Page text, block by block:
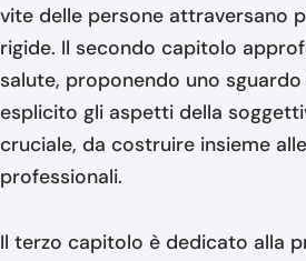
vite delle persone attraversano
rigide. Il secondo capitolo
salute, proponendo uno
esplicito gli aspetti della
cruciale, da costruire insieme
professionali.
Il terzo capitolo è dedicato alla